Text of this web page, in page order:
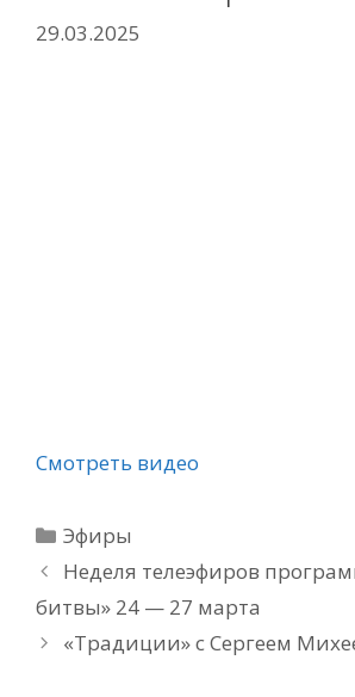
29.03.2025
Смотреть видео
Рубрики
Эфиры
Неделя телеэфиров
битвы» 24 — 27 марта
«Традиции» с Сергеем